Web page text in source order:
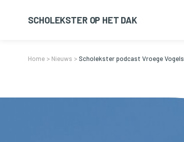
SCHOLEKSTER OP HET DAK
Home> Nieuws >Scholekster podcast Vroege Vogels